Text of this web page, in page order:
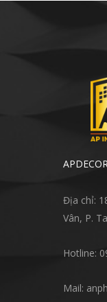
Địa chỉ:
Vân, P.
Hotline:
Mail: